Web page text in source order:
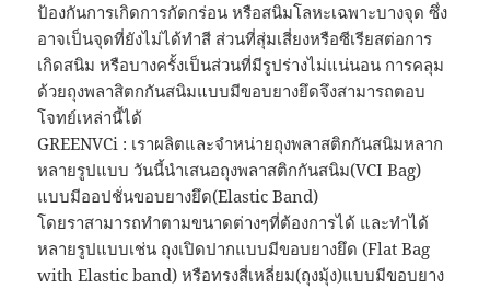
ป้องกันการเกิดการกัดกร่อน หรือสนิมโลหะเฉพาะบางจุด ซึ่ง
อาจเป็นจุดที่ยังไม่ได้ทำสี ส่วนที่สุ่มเสี่ยงหรือซีเรียสต่อการ
เกิดสนิม หรือบางครั้งเป็นส่วนที่มีรูปร่างไม่แน่นอน การคลุม
ด้วยถุงพลาสิตกกันสนิมแบบมีขอบยางยึดจึงสามารถตอบ
โจทย์เหล่านี้ได้
GREENVCi : เราผลิตและจำหน่ายถุงพลาสติกกันสนิมหลาก
หลายรูปแบบ วันนี้นำเสนอถุงพลาสติกกันสนิม(VCI Bag)
แบบมีออปชั่นขอบยางยึด(Elastic Band)
โดยราสามารถทำตามขนาดต่างๆที่ต้องการได้ และทำได้
หลายรูปแบบเช่น ถุงเปิดปากแบบมีขอบยางยึด (Flat Bag
with Elastic band) หรือทรงสี่เหลี่ยม(ถุงมุ้ง)แบบมีขอบยาง